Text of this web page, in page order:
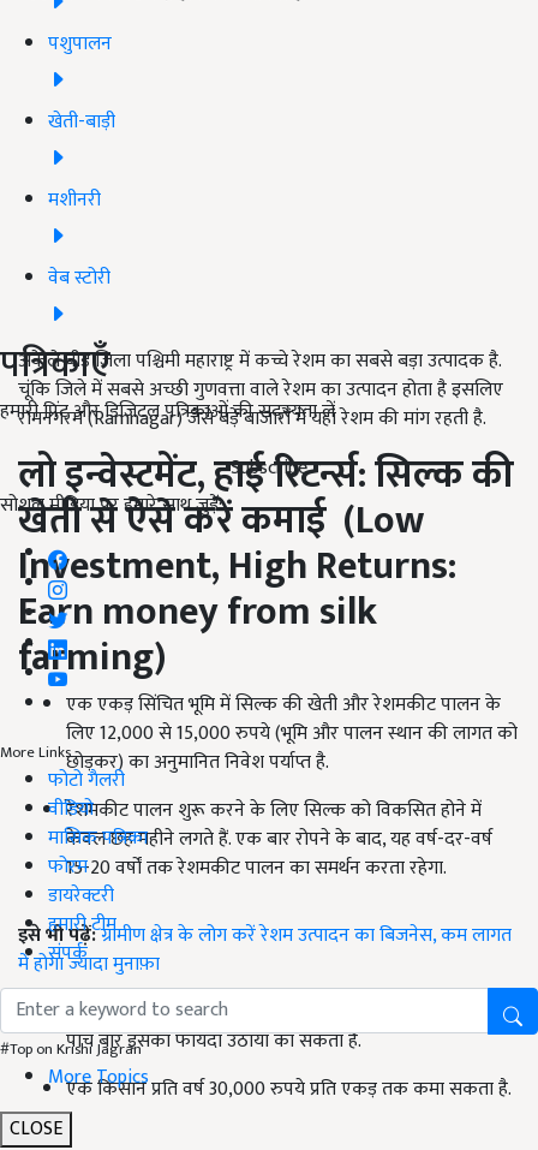
पशुपालन
खेती-बाड़ी
मशीनरी
वेब स्टोरी
पत्रिकाएँ
हमारी प्रिंट और डिजिटल पत्रिकाओं की सदस्यता लें
Subscribe
सोशल मीडिया पर हमारे साथ जुड़ें:
More Links
फोटो गैलरी
वीडियो
मासिक पत्रिका
फोरम
डायरेक्टरी
हमारी टीम
संपर्क
#Top on Krishi Jagran
More Topics
CLOSE
अकेले बीड जिला पश्चिमी महाराष्ट्र में कच्चे रेशम का सबसे बड़ा उत्पादक है.
चूंकि जिले में सबसे अच्छी गुणवत्ता वाले रेशम का उत्पादन होता है इसलिए
रामनगरम (Ramnagar) जैसे बड़े बाजारों में यहां रेशम की मांग रहती है.
लो इन्वेस्टमेंट,हाई रिटर्न्स: सिल्क की
खेती से ऐसे करें कमाई (Low
Investment, High Returns:
Earn money from silk
farming)
एक एकड़ सिंचित भूमि में सिल्क की खेती और रेशमकीट पालन के
लिए 12,000 से 15,000 रुपये (भूमि और पालन स्थान की लागत को
छोड़कर) का अनुमानित निवेश पर्याप्त है.
रेशमकीट पालन शुरू करने के लिए सिल्क को विकसित होने में
केवल छह महीने लगते हैं. एक बार रोपने के बाद, यह वर्ष-दर-वर्ष
15-20 वर्षों तक रेशमकीट पालन का समर्थन करता रहेगा.
इसे भी पढ़ें:ग्रामीण क्षेत्र के लोग करें रेशम उत्पादन का बिजनेस, कम लागत
में होगा ज्यादा मुनाफ़ा
उष्णकटिबंधीय परिस्थितियों (Tropical Conditions) में एक वर्ष में
पांच बार इसका फायदा उठाया का सकता है.
एक किसान प्रति वर्ष 30,000 रुपये प्रति एकड़ तक कमा सकता है.